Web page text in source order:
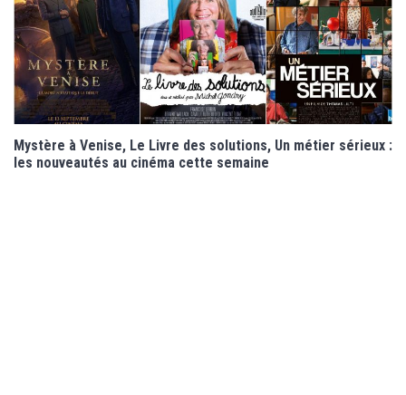
Mystère à Venise, Le Livre des solutions, Un métier sérieux :
les nouveautés au cinéma cette semaine